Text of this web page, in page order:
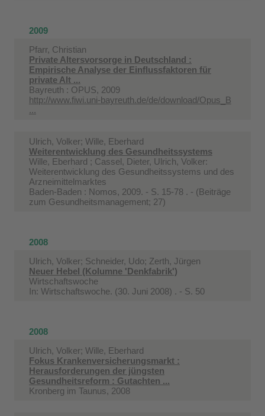
2009
Pfarr, Christian
Private Altersvorsorge in Deutschland :
Empirische Analyse der Einflussfaktoren für
private Alt ...
Bayreuth : OPUS, 2009
http://www.fiwi.uni-bayreuth.de/de/download/Opus_B
...
Ulrich, Volker; Wille, Eberhard
Weiterentwicklung des Gesundheitssystems
Wille, Eberhard ; Cassel, Dieter, Ulrich, Volker:
Weiterentwicklung des Gesundheitssystems und des
Arzneimittelmarktes
Baden-Baden : Nomos, 2009. - S. 15-78 . - (Beiträge
zum Gesundheitsmanagement; 27)
2008
Ulrich, Volker; Schneider, Udo; Zerth, Jürgen
Neuer Hebel (Kolumne 'Denkfabrik')
Wirtschaftswoche
In: Wirtschaftswoche. (30. Juni 2008) . - S. 50
2008
Ulrich, Volker; Wille, Eberhard
Fokus Krankenversicherungsmarkt :
Herausforderungen der jüngsten
Gesundheitsreform : Gutachten ...
Kronberg im Taunus, 2008